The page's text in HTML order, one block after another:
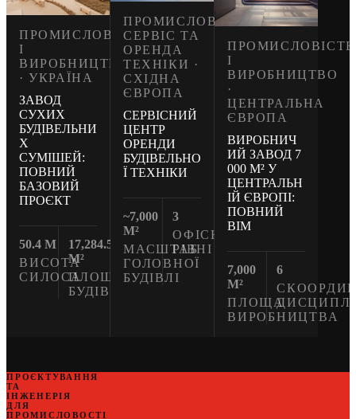
ПРОМИСЛОВІСТЬ
І
ВИРОБНИЦТВО
· УКРАЇНА
ЗАВОД
СУХИХ
БУДІВЕЛЬНИ
Х
СУМІШЕЙ:
ПОВНИЙ
БАЗОВИЙ
ПРОЄКТ
50.4 M
ВИСОТА
СИЛОСА
17,284.5
M²
ПЛОЩА
БУДІВЕЛЬ
ПРОМИСЛОВИЙ
СЕРВІС ТА
ОРЕНДА
ТЕХНІКИ ·
СХІДНА
ЄВРОПА
СЕРВІСНИЙ
ЦЕНТР
ОРЕНДИ
БУДІВЕЛЬНО
Ї ТЕХНІКИ
~7,000
M²
МАСШТАБ
ГОЛОВНОЇ
БУДІВЛІ
3
ОФІСНІ
РІВНІ
ПРОМИСЛОВІСТЬ
І
ВИРОБНИЦТВО
·
ЦЕНТРАЛЬНА
ЄВРОПА
ВИРОБНИЧ
ИЙ ЗАВОД 7
000 М² У
ЦЕНТРАЛЬН
ІЙ ЄВРОПІ:
ПОВНИЙ
BIM
7,000
M²
ПЛОЩА
ВИРОБНИЦТВА
6
ПРОЄКТУВАННЯ
ТА
ІНЖЕНЕРІЯ
ДЛЯ
ПРОМИСЛОВОСТІ